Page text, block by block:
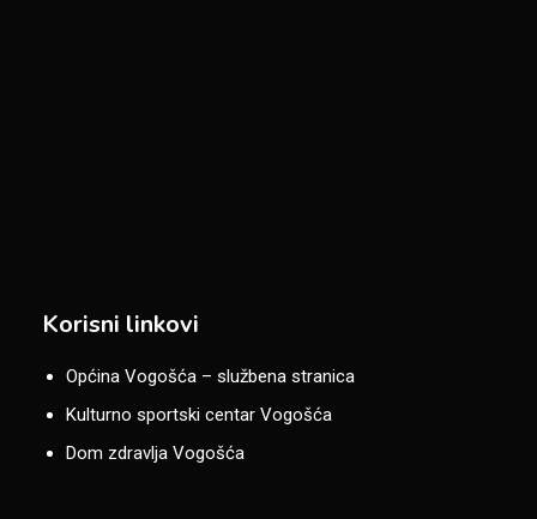
Korisni linkovi
Općina Vogošća – službena stranica
Kulturno sportski centar Vogošća
Dom zdravlja Vogošća